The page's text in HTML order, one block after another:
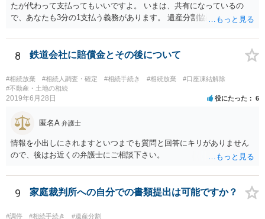
たが代わって支払ってもいいですよ。 いまは、共有になっているの
で、あなたも3分の1支払う義務があります。 遺産分割協議をして、不
払い義務があります。
8 鉄道会社に賠償金とその後について
#相続放棄 #相続人調査・確定 #相続手続き #相続放棄
#口座凍結解除
#不動産・土地の相続
2019年6月28日 役にたった 6
匿名A 弁護士
情報を小出しにされますといつまでも質問と回答にキリがありません
ので、後はお近くの弁護士にご相談下さい。
9 家庭裁判所への自分での書類提出は可能ですか？
#調停 #相続手続き #遺産分割